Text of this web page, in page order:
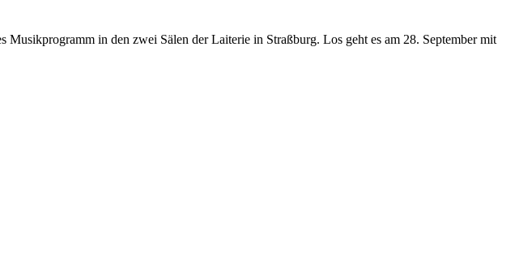
in den zwei Sälen der Laiterie in Straßburg. Los geht es am 28. September mit